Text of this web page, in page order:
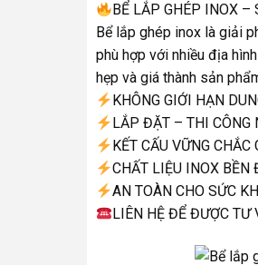
BỂ LẮP GHÉP INOX
Bể lắp ghép inox là giải
phù hợp với nhiều địa
hẹp và giá thành sản
KHÔNG GIỚI HẠN
LẮP ĐẶT – THI CÔNG
KẾT CẤU VỮNG CHẮC
CHẤT LIỆU INOX BỀN
AN TOÀN CHO SỨC
LIÊN HỆ ĐỂ ĐƯỢC TƯ